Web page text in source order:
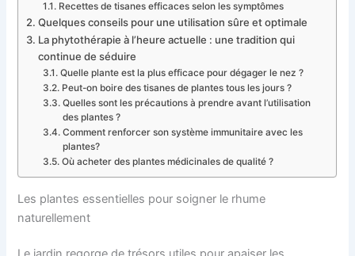
Recettes de tisanes efficaces selon les symptômes
Quelques conseils pour une utilisation sûre et optimale
La phytothérapie à l’heure actuelle : une tradition qui
continue de séduire
Quelle plante est la plus efficace pour dégager le nez ?
Peut-on boire des tisanes de plantes tous les jours ?
Quelles sont les précautions à prendre avant l’utilisation
des plantes ?
Comment renforcer son système immunitaire avec les
plantes?
Où acheter des plantes médicinales de qualité ?
Les plantes essentielles pour soigner le rhume
naturellement